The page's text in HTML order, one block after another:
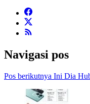
Navigasi pos
Pos berikutnya Ini Dia